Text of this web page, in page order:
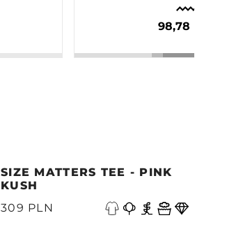
98,78 PLN
SIZE MATTERS TEE - PINK
KUSH
309 PLN